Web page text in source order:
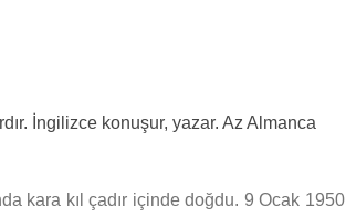
İngilizce konuşur, yazar. Az Almanca
kara kıl çadır içinde doğdu. 9 Ocak 1950